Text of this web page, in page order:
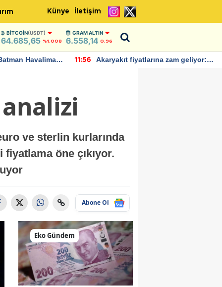
Künye İletişim
BITCOIN(USDT)
64.685,65 %1.008
GRAM ALTIN
6.558,14 0,96
Havalimanı
11:56
Akaryakıt fiyatlarına zam geliyor:
ve sterlin kurlarında
öne çıkıyor.
Abone Ol
Eko Gündem